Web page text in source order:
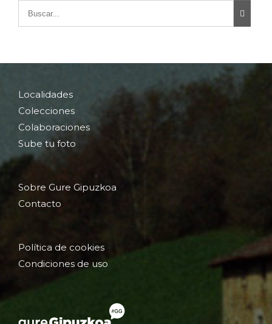
Localidades
Colecciones
Colaboraciones
Sube tu foto
Sobre Gure Gipuzkoa
Contacto
Política de cookies
Condiciones de uso